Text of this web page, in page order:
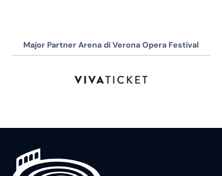
Major Partner Arena di Verona Opera Festival